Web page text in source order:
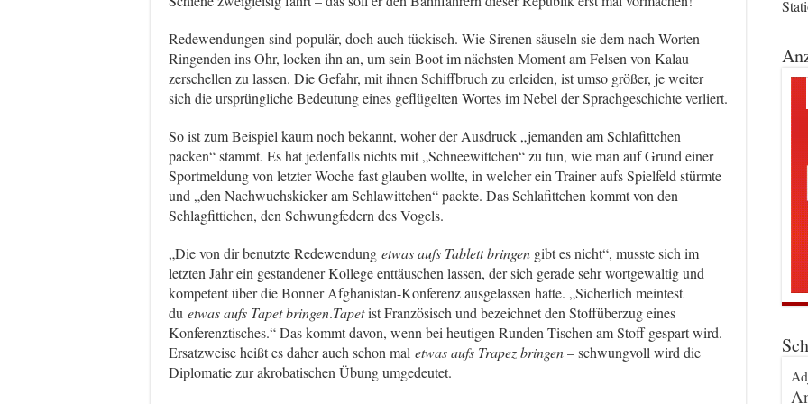
Redewendungen sind populär, doch auch tückisch. Wie Sirenen säuseln sie dem nach Worten
Ringenden ins Ohr, locken ihn an, um sein Boot im nächsten Moment am Felsen von Kalau
zerschellen zu lassen. Die Gefahr, mit ihnen Schiffbruch zu erleiden, ist umso größer, je weiter
sich die ursprüngliche Bedeutung eines geflügelten Wortes im Nebel der Sprachgeschichte verliert.
So ist zum Beispiel kaum noch bekannt, woher der Ausdruck „jemanden am Schlafittchen
packen“ stammt. Es hat jedenfalls nichts mit „Schneewittchen“ zu tun, wie man auf Grund einer
Sportmeldung von letzter Woche fast glauben wollte, in welcher ein Trainer aufs Spielfeld stürmte
und „den Nachwuchskicker am Schlawittchen“ packte. Das Schlafittchen kommt von den
Schlagfittichen, den Schwungfedern des Vogels.
„Die von dir benutzte Redewendung etwas aufs Tablett bringen gibt es nicht“, musste sich im
letzten Jahr ein gestandener Kollege enttäuschen lassen, der sich gerade sehr wortgewaltig und
kompetent über die Bonner Afghanistan-Konferenz ausgelassen hatte. „Sicherlich meintest
du etwas aufs Tapet bringen.Tapetist Französisch und bezeichnet den Stoffüberzug eines
Konferenztisches.“ Das kommt davon, wenn bei heutigen Runden Tischen am Stoff gespart wird.
Ersatzweise heißt es daher auch schon mal etwas aufs Trapez bringen– schwungvoll wird die
Diplomatie zur akrobatischen Übung umgedeutet.